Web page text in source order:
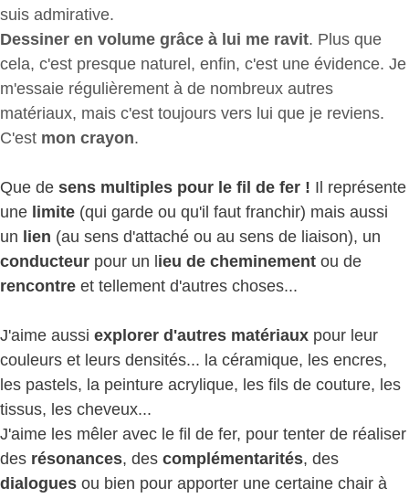
suis admirative.
Dessiner en volume grâce à lui me ravit. Plus que
cela, c'est presque naturel, enfin, c'est une évidence. Je
m'essaie régulièrement à de nombreux autres
matériaux, mais c'est toujours vers lui que je reviens.
C'est mon crayon.
Que de sens multiples pour le fil de fer ! Il représente
une limite (qui garde ou qu'il faut franchir) mais aussi
un lien (au sens d'attaché ou au sens de liaison), un
conducteur pour un l ieu de cheminement ou de
rencontre et tellement d'autres choses...
J'aime aussi explorer d'autres matériaux pour leur
couleurs et leurs densités... la céramique, les encres,
les pastels, la peinture acrylique, les fils de couture, les
tissus, les cheveux...
J'aime les mêler avec le fil de fer, pour tenter de réaliser
des résonances, des complémentarités, des
dialogues ou bien pour apporter une certaine chair à